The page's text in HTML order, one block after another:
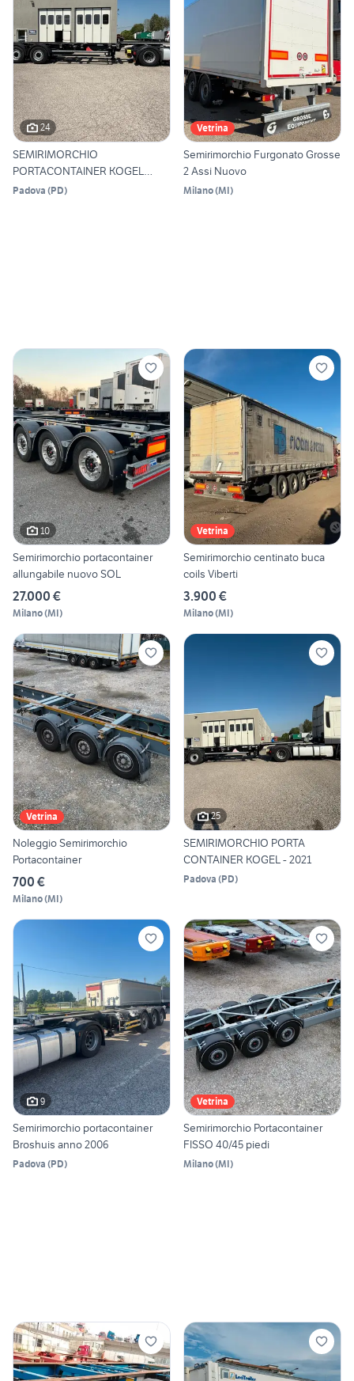
24
SEMIRIMORCHIO
PORTACONTAINER KOGEL
ANNO 2021
Padova (PD)
Vetrina
Semirimorchio Furgonato Grosse
2 Assi Nuovo
Milano(MI)
10
Semirimorchio portacontainer
allungabile nuovo SOL
27.000 €
Milano(MI)
Vetrina
Semirimorchio centinato buca
coils Viberti
3.900 €
Milano(MI)
Vetrina
Noleggio Semirimorchio
Portacontainer
700 €
Milano(MI)
25
SEMIRIMORCHIO PORTA
CONTAINER KOGEL - 2021
Padova (PD)
9
Semirimorchio portacontainer
Broshuis anno 2006
Padova (PD)
Vetrina
Semirimorchio Portacontainer
FISSO 40/45 piedi
Milano(MI)